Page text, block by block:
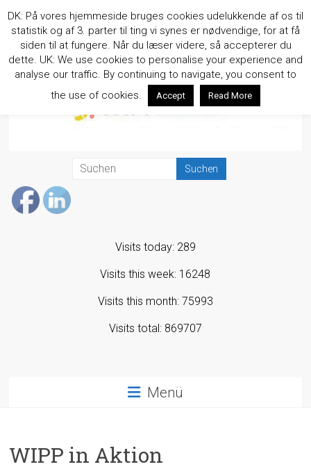
Inhalt
springen
Visits today: 289
Visits this week: 16248
Visits this month: 75993
Visits total: 869707
Menü
WIPP in Aktion
DK: På vores hjemmeside bruges cookies udelukkende af os til
statistik og af 3. parter til ting vi synes er nødvendige, for at få
siden til at fungere. Når du læser videre, så accepterer du
dette. UK: We use cookies to personalise your experience and
analyse our traffic. By continuing to navigate, you consent to
the use of cookies.
Accept Read More